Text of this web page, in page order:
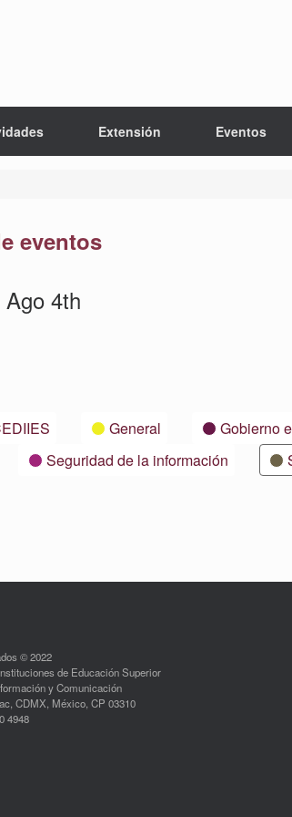
Extensión Eventos
eventos
4th
General Gobierno
Seguridad de la información
© 2022
de Educación Superior
y Comunicación
CDMX, México, CP 03310
4948